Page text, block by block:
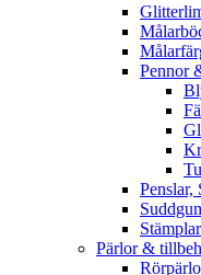
Pennor
Stämplar
Pärlor &